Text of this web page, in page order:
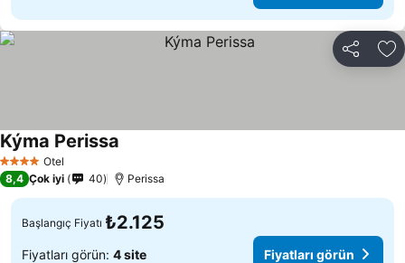
Paylaş
4 Yıldız Otel
Kýma Perissa
8,4 Çok iyi 40 Perissa
Başlangıç Fiyatı ₺2.125
Fiyatları görün: 4 site Fiyatları görün